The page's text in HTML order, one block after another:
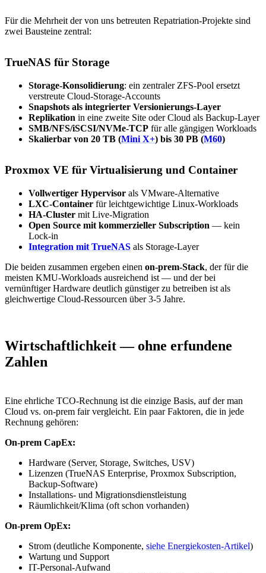
Für die Mehrheit der von uns betreuten Repatriation-Projekte sind
zwei Bausteine zentral:
TrueNAS für Storage
Storage-Konsolidierung: ein zentraler ZFS-Pool ersetzt
verstreute Cloud-Storage-Accounts
Snapshots als integrierter Versionierungs-Layer
Replikation in eine zweite Site oder Cloud als Backup-Layer
SMB/NFS/iSCSI/NVMe-TCP für alle gängigen Workloads
Skalierbar von 20 TB (Mini X+) bis 30 PB (M60)
Proxmox VE für Virtualisierung und Container
Vollwertiger Hypervisor als VMware-Alternative
LXC-Container für leichtgewichtige Linux-Workloads
HA-Cluster mit Live-Migration
Open Source mit kommerzieller Subscription — kein
Lock-in
Integration mit TrueNAS als Storage-Layer
Die beiden zusammen ergeben einen on-prem-Stack, der für die
meisten KMU-Workloads ausreichend ist — und der bei
vernünftiger Hardware deutlich günstiger zu betreiben ist als
gleichwertige Cloud-Ressourcen über 3-5 Jahre.
Wirtschaftlichkeit — ohne erfundene
Zahlen
Eine ehrliche TCO-Rechnung ist die einzige Basis, auf der man
Cloud vs. on-prem fair vergleicht. Ein paar Faktoren, die in jede
Rechnung gehören:
On-prem CapEx:
Hardware (Server, Storage, Switches, USV)
Lizenzen (TrueNAS Enterprise, Proxmox Subscription,
Backup-Software)
Installations- und Migrationsdienstleistung
Räumlichkeit/Klima (oft schon vorhanden)
On-prem OpEx:
Strom (deutliche Komponente, siehe Energiekosten-Artikel)
Wartung und Support
IT-Personal-Aufwand